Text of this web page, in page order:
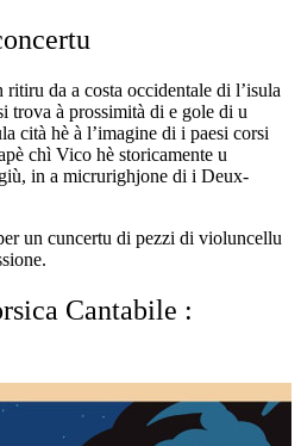
da a costa occidentale di l’isula
trova à prossimità di e gole di u
cità hè à l’imagine di i paesi corsi
chì Vico hè storicamente u
in a micrurighjone di i Deux-
un cuncertu di pezzi di violuncellu
Cantabile :